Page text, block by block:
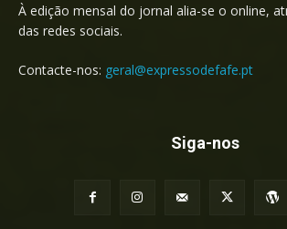
À edição mensal do jornal alia-se o online,
das redes sociais.
Contacte-nos: geral@expressodefafe.pt
Siga-nos